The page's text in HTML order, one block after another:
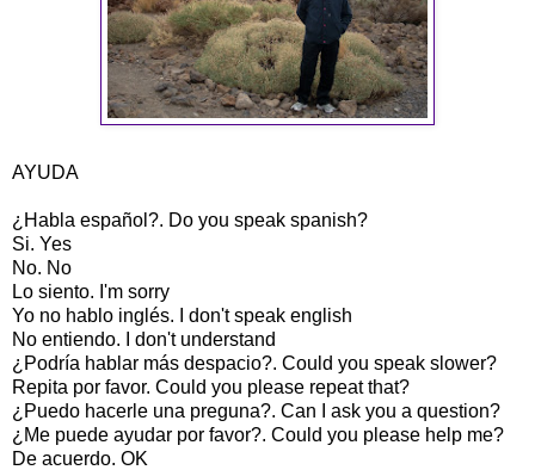
AYUDA
¿Habla español?. Do you speak spanish?
Si. Yes
No. No
Lo siento. I'm sorry
Yo no hablo inglés. I don't speak english
No entiendo. I don't understand
¿Podría hablar más despacio?. Could you speak slower?
Repita por favor. Could you please repeat that?
¿Puedo hacerle una preguna?. Can I ask you a question?
¿Me puede ayudar por favor?. Could you please help me?
De acuerdo. OK